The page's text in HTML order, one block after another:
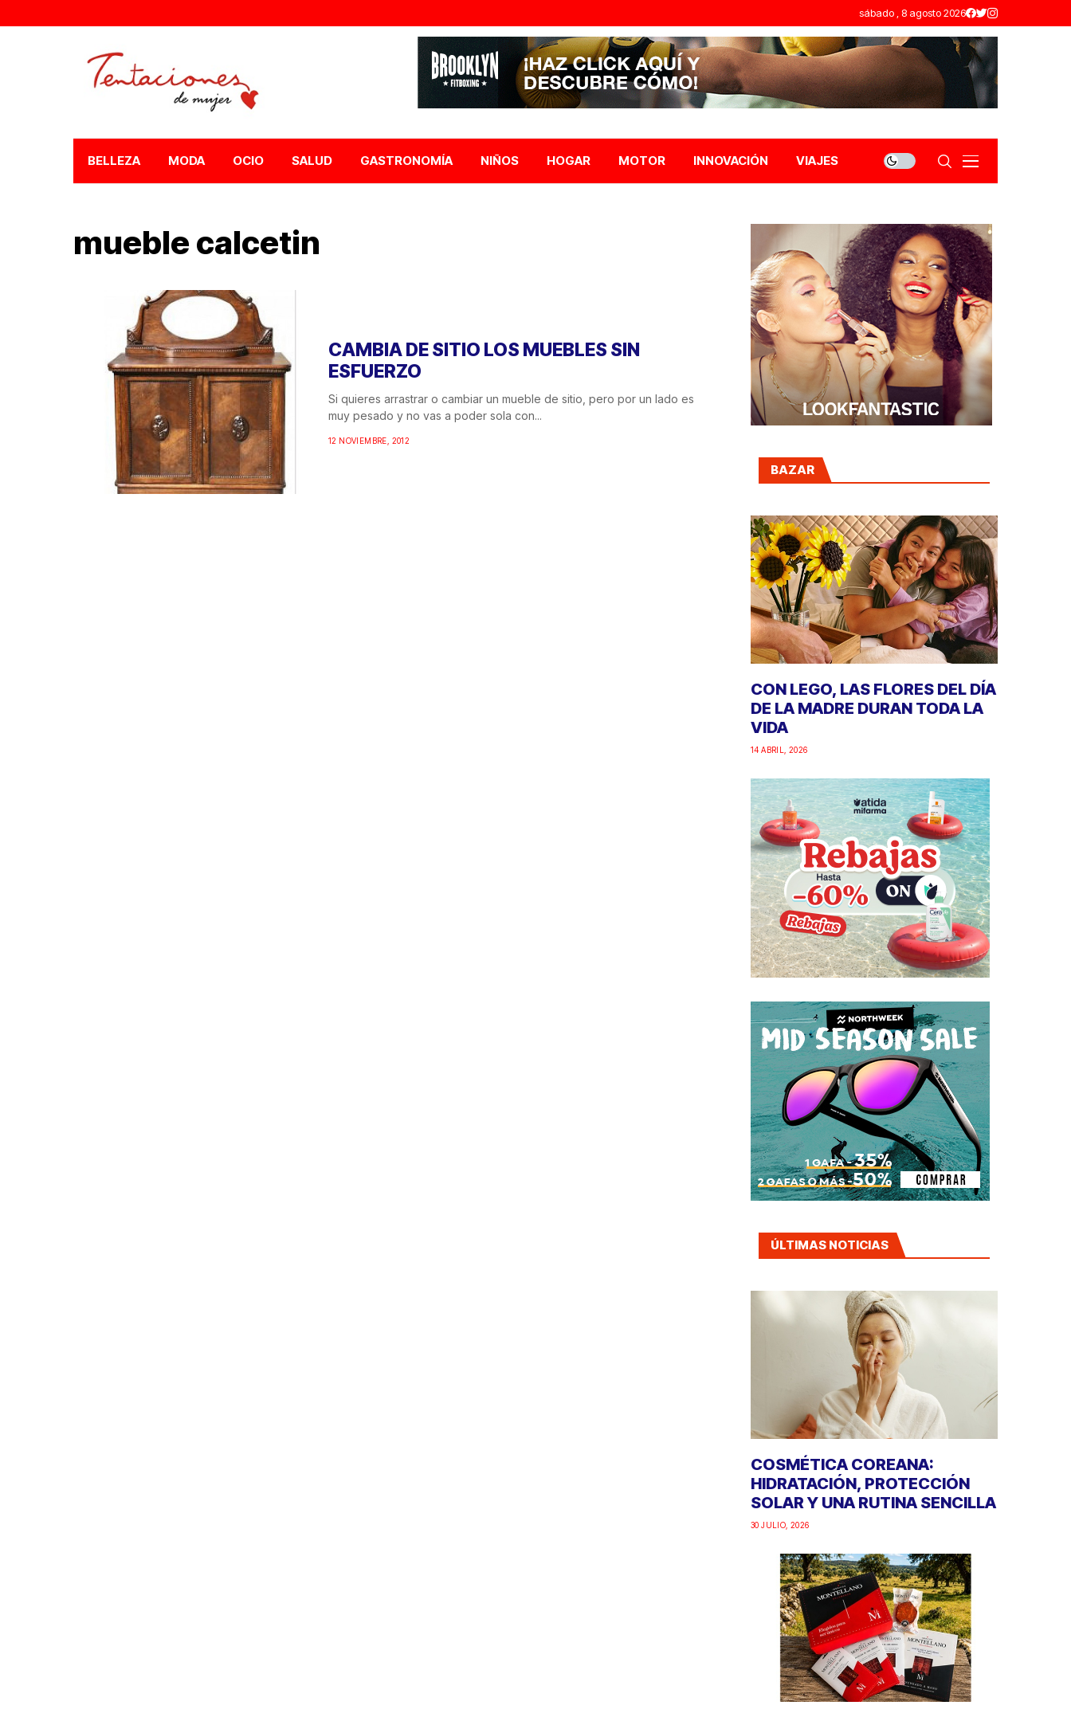
sábado , 8 agosto 2026
BELLEZA MODA OCIO SALUD GASTRONOMÍA NIÑOS HOGAR MOTOR INNOVACIÓN VIAJES
mueble calcetin
CAMBIA DE SITIO LOS MUEBLES SIN
ESFUERZO
Si quieres arrastrar o cambiar un mueble de sitio, pero por un lado es
muy pesado y no vas a poder sola con...
12 NOVIEMBRE, 2012
BAZAR
CON LEGO, LAS FLORES DEL DÍA
DE LA MADRE DURAN TODA LA
VIDA
14 ABRIL, 2026
ÚLTIMAS NOTICIAS
COSMÉTICA COREANA:
HIDRATACIÓN, PROTECCIÓN
SOLAR Y UNA RUTINA SENCILLA
30 JULIO, 2026